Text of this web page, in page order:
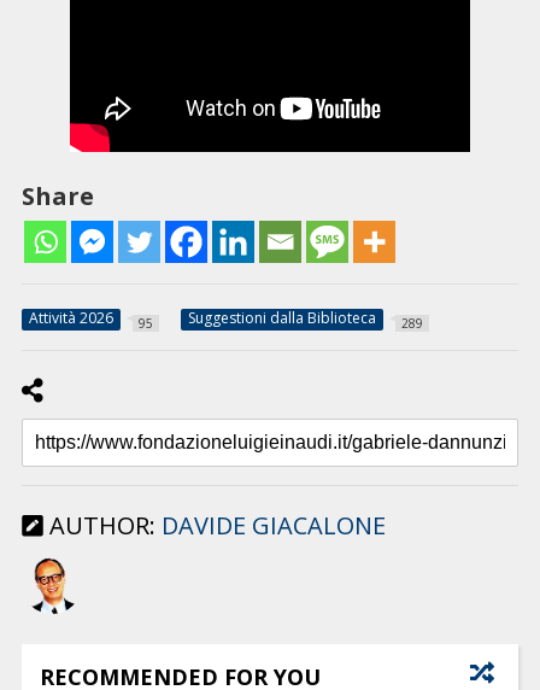
Share
Attività 2026 95 Suggestioni dalla Biblioteca 289
AUTHOR: DAVIDE GIACALONE
RECOMMENDED FOR YOU